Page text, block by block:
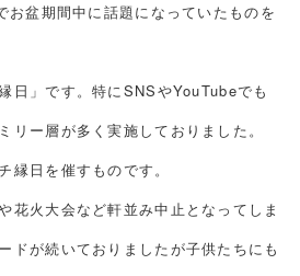
お盆期間中に話題になっていたものを
日」です。特にSNSやYouTubeでも
リー層が多く実施しておりました。
縁日を催すものです。
花火大会など軒並み中止となってしま
ドが続いておりましたが子供たちにも